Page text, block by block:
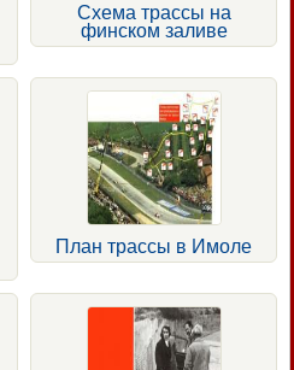
Схема трассы на
финском заливе
План трассы в Имоле